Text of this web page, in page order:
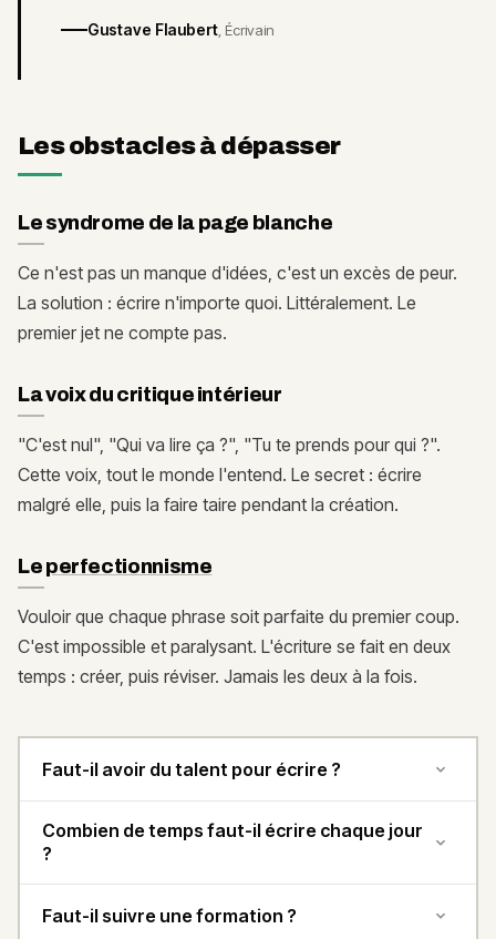
Gustave Flaubert, Écrivain
Les obstacles à dépasser
Le syndrome de la page blanche
Ce n'est pas un manque d'idées, c'est un excès de peur.
La solution : écrire n'importe quoi. Littéralement. Le
premier jet ne compte pas.
La voix du critique intérieur
"C'est nul", "Qui va lire ça ?", "Tu te prends pour qui ?".
Cette voix, tout le monde l'entend. Le secret : écrire
malgré elle, puis la faire taire pendant la création.
Le perfectionnisme
Vouloir que chaque phrase soit parfaite du premier coup.
C'est impossible et paralysant. L'écriture se fait en deux
temps : créer, puis réviser. Jamais les deux à la fois.
Faut-il avoir du talent pour écrire ?
Combien de temps faut-il écrire chaque jour
?
Faut-il suivre une formation ?